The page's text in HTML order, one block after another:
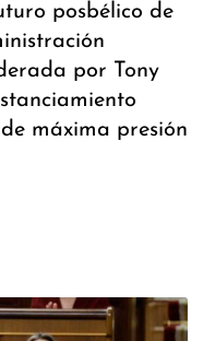
posbélico de
por Tony
máxima presión